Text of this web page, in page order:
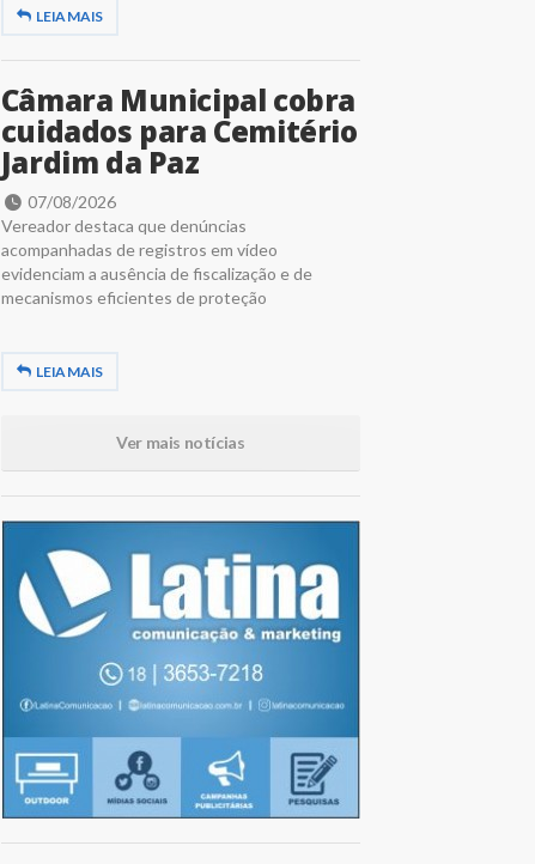
LEIA MAIS
Câmara Municipal cobra
cuidados para Cemitério
Jardim da Paz
07/08/2026
Vereador destaca que denúncias
acompanhadas de registros em vídeo
evidenciam a ausência de fiscalização e de
mecanismos eficientes de proteção
LEIA MAIS
Ver mais notícias